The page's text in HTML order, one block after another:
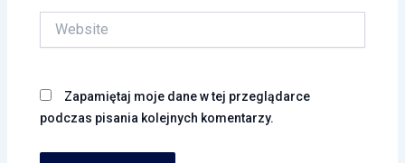
Zapamiętaj moje dane w tej przeglądarce
podczas pisania kolejnych komentarzy.